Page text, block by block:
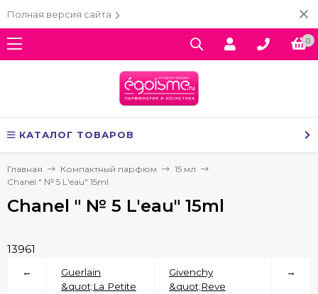
Полная версия сайта
0
КАТАЛОГ ТОВАРОВ
Главная Компактный парфюм
15 мл
Chanel " № 5 L'eau" 15ml
Chanel " № 5 L'eau" 15ml
13961
←
Guerlain
&quot;La Petite
Givenchy
&quot;Reve
→